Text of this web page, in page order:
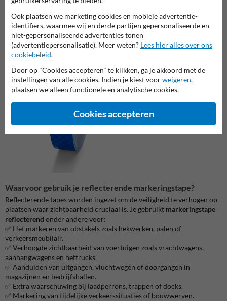
wordt naar de bron. Dit maakt het tot een zeer effectieve
reflecterende tape met een lange levensduur.
Waarvoor gebruik je reflecterende markeringstape?
Reflecterende tapes worden ingezet om de veiligheid te verhogen op
plaatsen waar zichtbaarheid cruciaal is. Je gebruikt markeringstape
reflecterend onder andere voor:
✅ Het markeren van obstakels zoals hekwerken, palen of
verkeersmeubilair.
✅ Verhoogde zichtbaarheid van voertuigen zoals vrachtwagens,
aanhangwagens en heftrucks.
✅ Aanduiden van uitgangen, vluchtwegen of doorgangen in
magazijnen en bedrijfshallen.
✅ Extra waarschuwing bij laadperrons, trappen of docks.
✅ Markering van tijdelijke verkeerssituaties of bouwwerven.
Ook plaatsen we marketing cookies en mobiele advertentie-
identifiers, waarmee wij en derde partijen gepersonaliseerde en
niet-gepersonaliseerde advertenties tonen
(advertentiepersonalisatie). Meer weten? Lees hier alles over ons
cookiebeleid.
Door op "Cookies accepteren" te klikken, ga je akkoord met de
instellingen van alle cookies. Indien je kiest voorweigeren,
plaatsen we alleen functionele en analytische cookies.
Cookies accepteren